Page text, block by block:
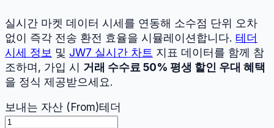
실시간 마켓 데이터 시세를 연동해 소수점 단위 오차
없이 즉각 전송 환전 효율을 시뮬레이션합니다. 테더
시세 정보 및 JW7 실시간 차트 지표 데이터를 함께 참
조하며, 가입 시 거래 수수료 50% 평생 할인 우대 혜택
을 정식 제공받으세요.
보내는 자산 (From)테더